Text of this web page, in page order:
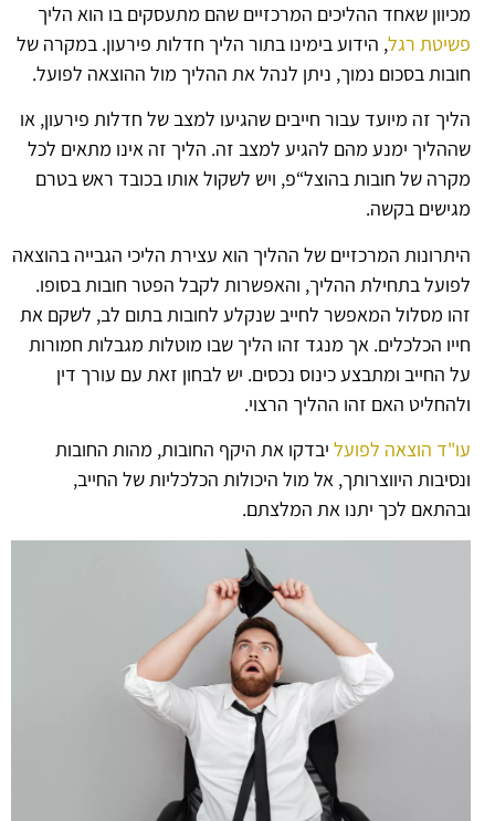
מכיוון שאחד ההליכים המרכזיים שהם מתעסקים בו הוא הליך
פשיטת רגל, הידוע בימינו בתור הליך חדלות פירעון. במקרה של
חובות בסכום נמוך, ניתן לנהל את ההליך מול ההוצאה לפועל.
הליך זה מיועד עבור חייבים שהגיעו למצב של חדלות פירעון, או
שההליך ימנע מהם להגיע למצב זה. הליך זה אינו מתאים לכל
מקרה של חובות בהוצל“פ, ויש לשקול אותו בכובד ראש בטרם
מגישים בקשה.
היתרונות המרכזיים של ההליך הוא עצירת הליכי הגבייה בהוצאה
לפועל בתחילת ההליך, והאפשרות לקבל הפטר חובות בסופו.
זהו מסלול המאפשר לחייב שנקלע לחובות בתום לב, לשקם את
חייו הכלכלים. אך מנגד זהו הליך שבו מוטלות מגבלות חמורות
על החייב ומתבצע כינוס נכסים. יש לבחון זאת עם עורך דין
ולהחליט האם זהו ההליך הרצוי.
עו"ד הוצאה לפועל יבדקו את היקף החובות, מהות החובות
ונסיבות היווצרותך, אל מול היכולות הכלכליות של החייב,
ובהתאם לכך יתנו את המלצתם.